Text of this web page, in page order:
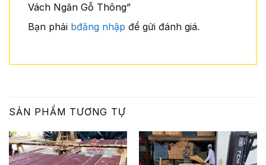
Vách Ngăn Gỗ Thông”
Bạn phải bđăng nhập để gửi đánh giá.
SẢN PHẨM TƯƠNG TỰ